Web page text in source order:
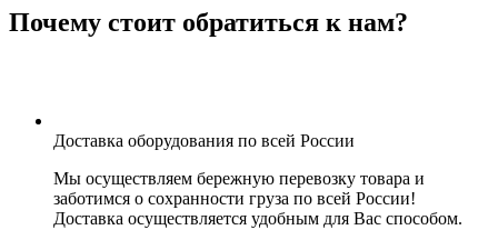
Почему стоит обратиться к нам?
Доставка оборудования по всей России
Мы осуществляем бережную перевозку товара и
заботимся о сохранности груза по всей России!
Доставка осуществляется удобным для Вас способом.